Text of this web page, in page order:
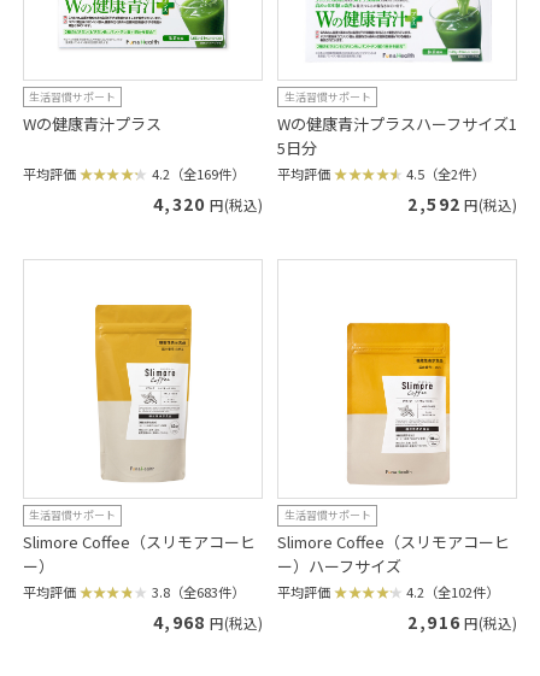
生活習慣サポート
Wの健康青汁プラス
平均評価 4.2（全169件）
4,320 円(税込)
生活習慣サポート
Wの健康青汁プラスハーフサイズ1
5日分
平均評価 4.5（全2件）
2,592 円(税込)
生活習慣サポート
Slimore Coffee（スリモアコーヒ
ー）
平均評価 3.8（全683件）
4,968 円(税込)
生活習慣サポート
Slimore Coffee（スリモアコーヒ
ー）ハーフサイズ
平均評価 4.2（全102件）
2,916 円(税込)